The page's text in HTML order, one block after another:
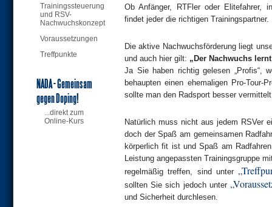
Trainingssteuerung
und RSV-
Nachwuchskonzept
Voraussetzungen
Treffpunkte
NADA - Gemeinsam
gegen Doping!
...direkt zum
Online-Kurs
Ob Anfänger, RTFler oder Elitefahrer,
findet jeder die richtigen Trainingspartner.
Die aktive Nachwuchsförderung liegt
und auch hier gilt: „Der Nachwuchs
Ja Sie haben richtig gelesen „Profis“,
behaupten einen ehemaligen Pro-
sollte man den Radsport besser
Natürlich muss nicht aus jedem RSVer
doch der Spaß am gemeinsamen
körperlich fit ist und Spaß am
Leistung angepassten Trainingsgruppe
regelmäßig treffen, sind unter
sollten Sie sich jedoch unter
und Sicherheit durchlesen.